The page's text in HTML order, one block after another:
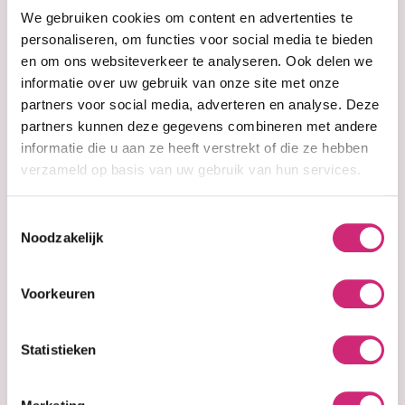
We gebruiken cookies om content en advertenties te
personaliseren, om functies voor social media te bieden
en om ons websiteverkeer te analyseren. Ook delen we
informatie over uw gebruik van onze site met onze
partners voor social media, adverteren en analyse. Deze
partners kunnen deze gegevens combineren met andere
informatie die u aan ze heeft verstrekt of die ze hebben
verzameld op basis van uw gebruik van hun services.
Noodzakelijk
Voorkeuren
Statistieken
Op voorraad
Cream (50ml)
€27,00
€21,60
Op voorraad
eerste
bestelling